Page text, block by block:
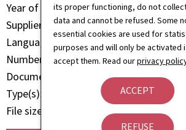
its proper functioning, do not
data and cannot be refused. Some
essential cookies are used for
purposes and will only be activated
accept them. Read ourprivacy
ACCEPT
REFUSE
Year of publication 2012
Supplier
Ministère de l'Economie
Language(s) English
Number of pages 288 page(s)
Document format
Pdf
Type(s)
Report Study Analysis
File size